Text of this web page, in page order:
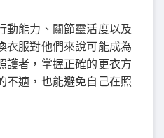
動能力、關節靈活度以及
衣服對他們來說可能成為
護者，掌握正確的更衣方
不適，也能避免自己在照